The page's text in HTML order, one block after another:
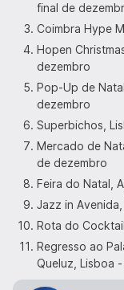
final de
Coimbra Hype
Hopen
dezembro
Pop-Up de
dezembro
Superbichos,
Mercado de
de dezembro
Feira do Natal,
Jazz in
Rota do
Regresso ao
Queluz, Lisboa